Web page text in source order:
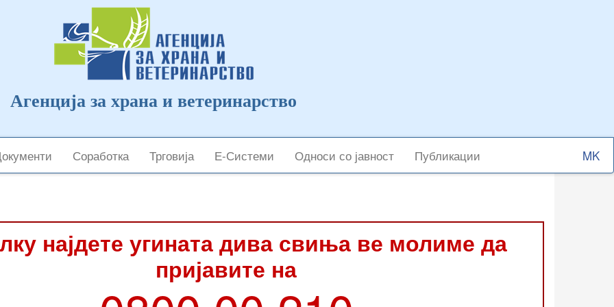
Агенција за храна и ветеринарство
Соработка Трговија Е-Системи Односи со јавност Публикации
Select
your
најдете угината дива свиња ве молиме да
пријавите на